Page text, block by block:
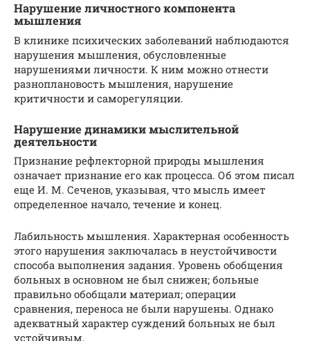
Нарушение личностного компонента
мышления
В клинике психических заболеваний наблюдаются
нарушения мышления, обусловленные
нарушениями личности. К ним можно отнести
разноплановость мышления, нарушение
критичности и саморегуляции.
Нарушение динамики мыслительной
деятельности
Признание рефлекторной природы мышления
означает признание его как процесса. Об этом писал
еще И. М. Сеченов, указывая, что мысль имеет
определенное начало, течение и конец.
Лабильность мышления. Характерная особенность
этого нарушения заключалась в неустойчивости
способа выполнения задания. Уровень обобщения
больных в основном не был снижен; больные
правильно обобщали материал; операции
сравнения, переноса не были нарушены. Однако
адекватный характер суждений больных не был
устойчивым.